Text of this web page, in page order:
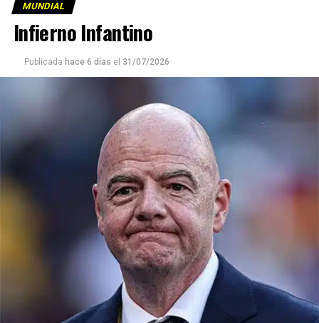
MUNDIAL
Infierno Infantino
Publicada hace 6 días el 31/07/2026